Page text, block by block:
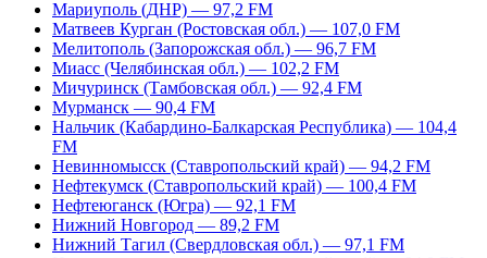
Мариуполь (ДНР) — 97,2 FM
Матвеев Курган (Ростовская обл.) — 107,0 FM
Мелитополь (Запорожская обл.) — 96,7 FM
Миасс (Челябинская обл.) — 102,2 FM
Мичуринск (Тамбовская обл.) — 92,4 FM
Мурманск — 90,4 FM
Нальчик (Кабардино-Балкарская Республика) — 104,4
FM
Невинномысск (Ставропольский край) — 94,2 FM
Нефтекумск (Ставропольский край) — 100,4 FM
Нефтеюганск (Югра) — 92,1 FM
Нижний Новгород — 89,2 FM
Нижний Тагил (Свердловская обл.) — 97,1 FM